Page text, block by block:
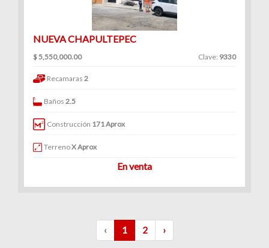
NUEVA CHAPULTEPEC
$ 5,550,000.00 Clave: 9330
Recamaras 2
Baños2.5
Construcción 171 Aprox
TerrenoX Aprox
En venta
‹ 1 2 ›